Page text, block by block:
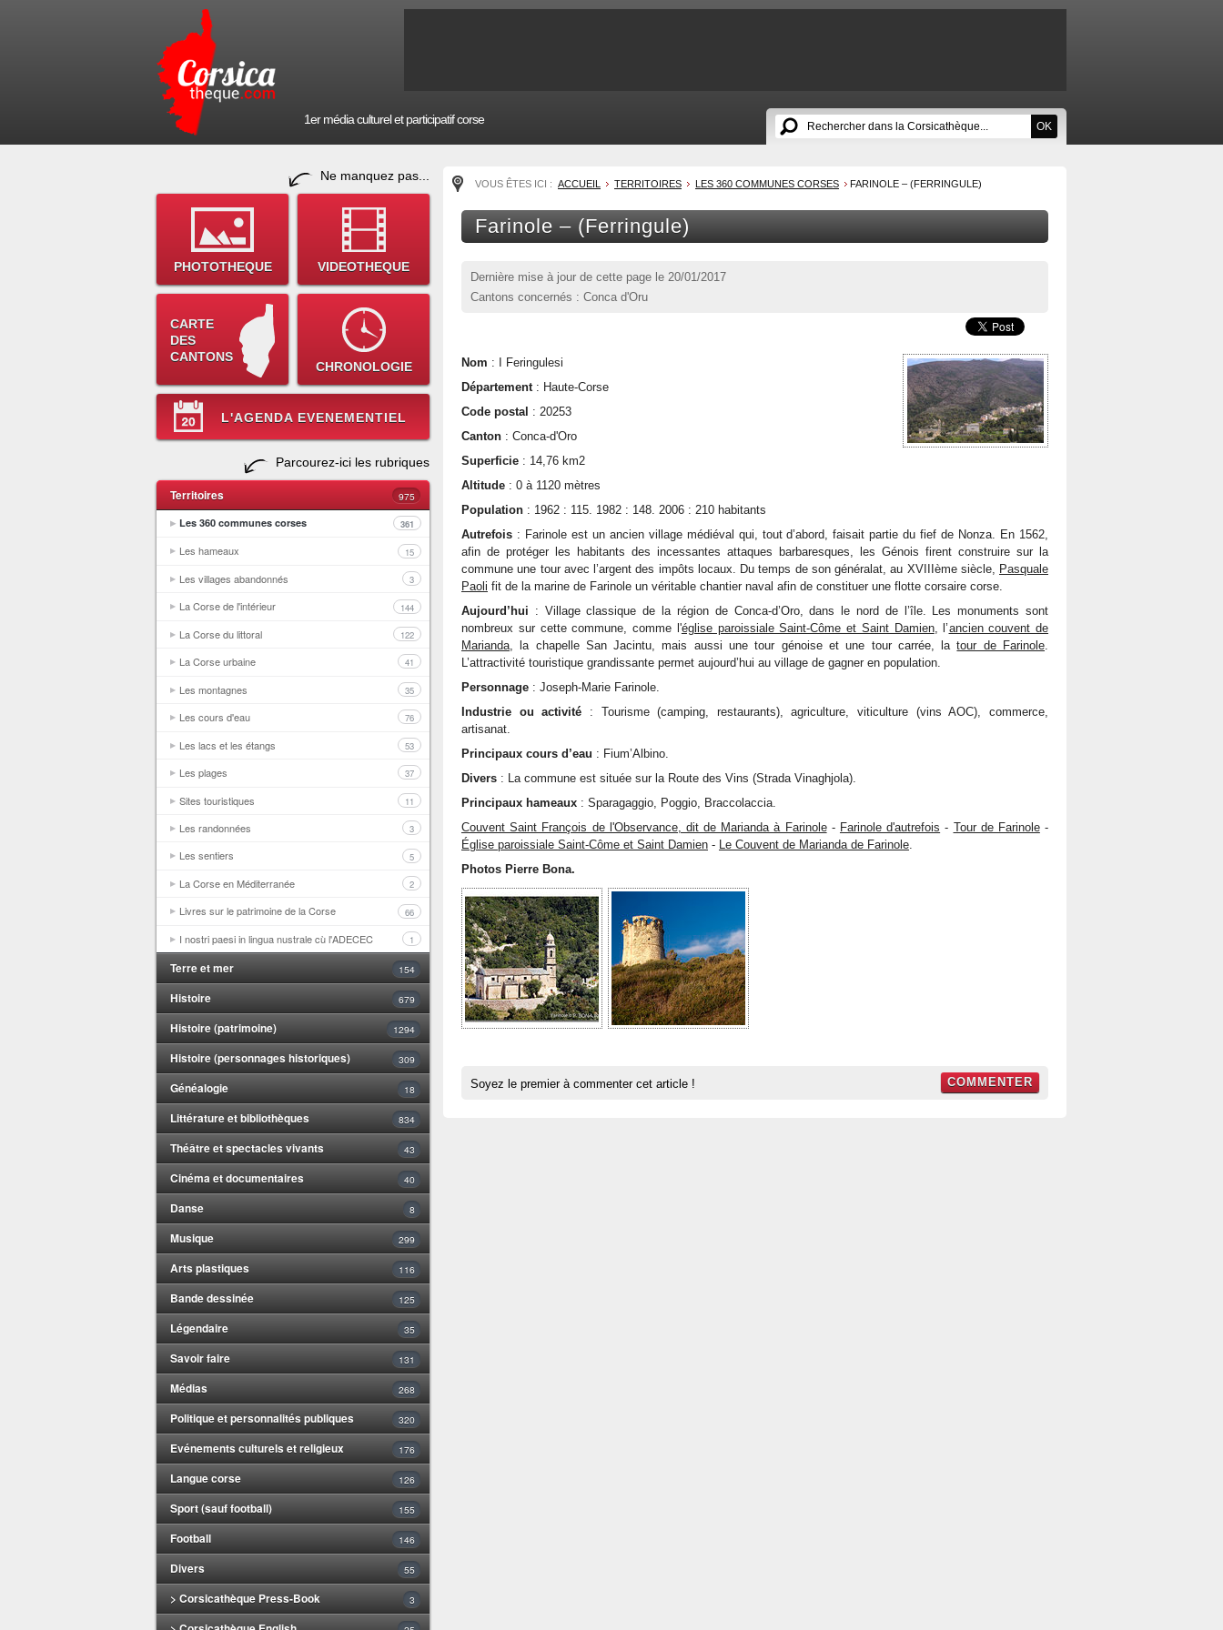
1er média culturel et participatif corse
Ne manquez pas...
PHOTOTHEQUE VIDEOTHEQUE
CARTE
DES
CANTONS
CHRONOLOGIE
L'AGENDA EVENEMENTIEL
Parcourez-ici les rubriques
Territoires
975
Les 360 communes corses
361
Les hameaux 15
Les villages abandonnés 3
La Corse de l'intérieur 144
La Corse du littoral 122
La Corse urbaine 41
Les montagnes 35
Les cours d'eau 76
Les lacs et les étangs 53
Les plages 37
Sites touristiques 11
Les randonnées 3
Les sentiers 5
La Corse en Méditerranée 2
Livres sur le patrimoine de la Corse 66
I nostri paesi in lingua nustrale cù l'ADECEC 1
Terre et mer 154
Histoire 679
Histoire (patrimoine) 1294
Histoire (personnages historiques) 309
Généalogie 18
Littérature et bibliothèques 834
Théâtre et spectacles vivants 43
Cinéma et documentaires 40
Danse 8
Musique 299
Arts plastiques 116
Bande dessinée 125
Légendaire 35
Savoir faire 131
Médias 268
Politique et personnalités publiques 320
Evénements culturels et religieux 176
Langue corse 126
Sport (sauf football) 155
Football 146
Divers 55
> Corsicathèque Press-Book 3
VOUS ÊTES ICI : ACCUEIL TERRITOIRES LES 360 COMMUNES CORSES FARINOLE – (FERRINGULE)
Farinole – (Ferringule)
Dernière mise à jour de cette page le 20/01/2017
Cantons concernés : Conca d'Oru
Nom : I Feringulesi
Département : Haute-Corse
Code postal : 20253
Canton : Conca-d'Oro
Superficie : 14,76 km2
Altitude : 0 à 1120 mètres
Population : 1962 : 115. 1982 : 148. 2006 : 210 habitants
Autrefois : Farinole est un ancien village médiéval qui, tout d’abord, faisait partie du fief de Nonza. En 1562,
afin de protéger les habitants des incessantes attaques barbaresques, les Génois firent construire sur la
commune une tour avec l’argent des impôts locaux. Du temps de son généralat, au XVIIIème siècle, Pasquale
Paoli fit de la marine de Farinole un véritable chantier naval afin de constituer une flotte corsaire corse.
Aujourd’hui : Village classique de la région de Conca-d’Oro, dans le nord de l’île. Les monuments sont
nombreux sur cette commune, comme l'église paroissiale Saint-Côme et Saint Damien, l’ancien couvent de
Marianda, la chapelle San Jacintu, mais aussi une tour génoise et une tour carrée, latour de Farinole.
L’attractivité touristique grandissante permet aujourd’hui au village de gagner en population.
Personnage : Joseph-Marie Farinole.
Industrie ou activité : Tourisme (camping, restaurants), agriculture, viticulture (vins AOC), commerce,
artisanat.
Principaux cours d’eau : Fium’Albino.
Divers : La commune est située sur la Route des Vins (Strada Vinaghjola).
Principaux hameaux : Sparagaggio, Poggio, Braccolaccia.
Couvent Saint François de l'Observance, dit de Marianda à Farinole- Farinole d'autrefois - Tour de Farinole-
Église paroissiale Saint-Côme et Saint Damien - Le Couvent de Marianda de Farinole.
Photos Pierre Bona.
Soyez le premier à commenter cet article ! COMMENTER